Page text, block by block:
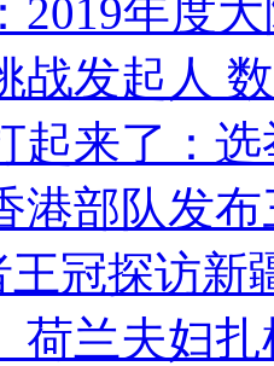
2019年度
战发起人
起来了：
港部队发
王冠探访新
荷兰夫妇